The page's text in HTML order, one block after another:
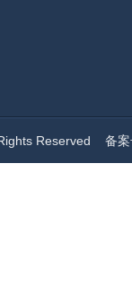
Reserved 备